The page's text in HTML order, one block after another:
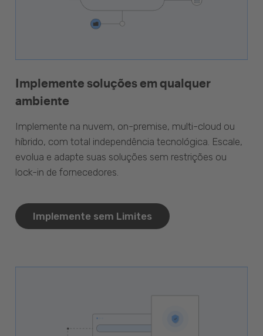
Implemente soluções em qualquer
ambiente
Implemente na nuvem, on-premise, multi-cloud ou
híbrido, com total independência tecnológica. Escale,
evolua e adapte suas soluções sem restrições ou
lock-in de fornecedores.
Implemente sem Limites